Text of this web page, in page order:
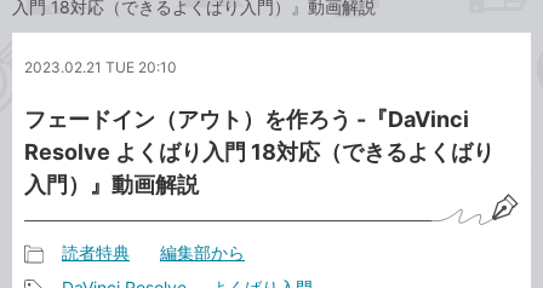
ッ
入門 18対応（できるよくばり入門）』動画解説
2023.02.21 TUE 20:10
フェードイン（アウト）を作ろう -『DaVinci
Resolve よくばり入門 18対応（できるよくばり
入門）』動画解説
読者特典 編集部から